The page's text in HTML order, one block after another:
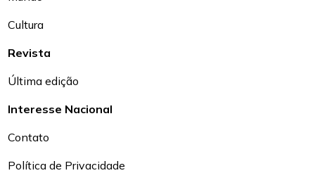
Cultura
Revista
Última edição
Interesse Nacional
Contato
Política de Privacidade